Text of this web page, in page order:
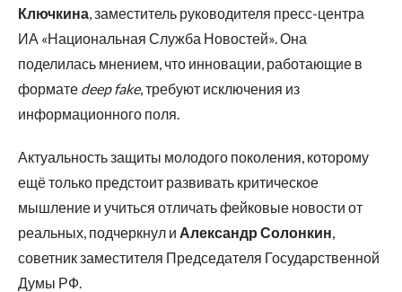
Ключкина, заместитель руководителя пресс-центра
ИА «Национальная Служба Новостей». Она
поделилась мнением, что инновации, работающие в
формате deep fake, требуют исключения из
информационного поля.
Актуальность защиты молодого поколения, которому
ещё только предстоит развивать критическое
мышление и учиться отличать фейковые новости от
реальных, подчеркнул и Александр Солонкин,
советник заместителя Председателя Государственной
Думы РФ.